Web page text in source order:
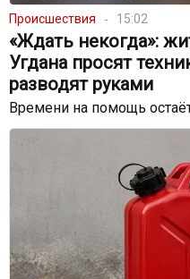
Происшествия 15:02
«Ждать некогда»:
Угдана просят
разводят руками
Времени на помощь